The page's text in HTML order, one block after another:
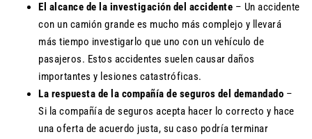
El alcance de la investigación del accidente – Un accidente
con un camión grande es mucho más complejo y llevará
más tiempo investigarlo que uno con un vehículo de
pasajeros. Estos accidentes suelen causar daños
importantes y lesiones catastróficas.
La respuesta de la compañía de seguros del demandado –
Si la compañía de seguros acepta hacer lo correcto y hace
una oferta de acuerdo justa, su caso podría terminar